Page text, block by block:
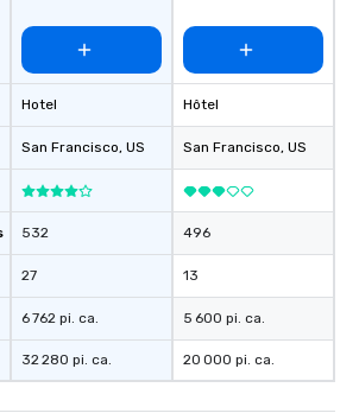
Hotel
San Francisco, US
532
27
6 762 pi. ca.
32 280 pi. ca.
Hôtel
San Francisco, US
496
13
5 600 pi. ca.
20 000 pi. ca.